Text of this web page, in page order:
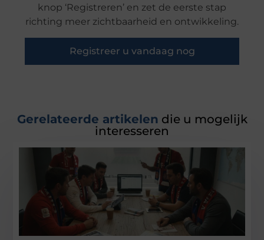
knop ‘Registreren’ en zet de eerste stap
richting meer zichtbaarheid en ontwikkeling.
Registreer u vandaag nog
Gerelateerde artikelen die u mogelijk
interesseren